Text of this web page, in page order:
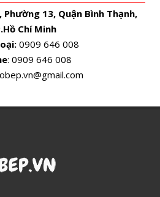
Phường 13, Quận Bình Thạnh,
Chí Minh
0909 646 008
: 0909 646 008